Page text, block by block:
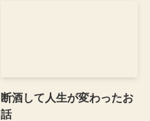
断酒して人生が変わったお
話